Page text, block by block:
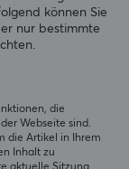
0%
können Sie
nur bestimmte
die
Webseite sind.
die Artikel in Ihrem
Inhalt zu